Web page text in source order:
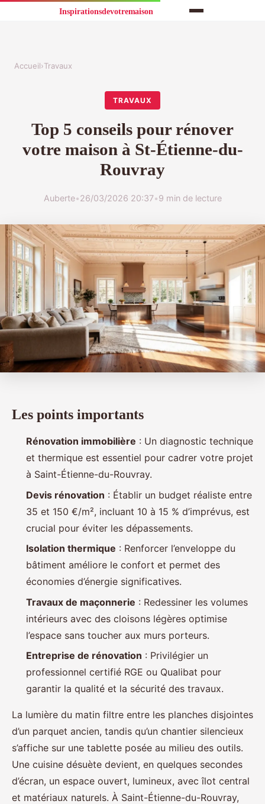
Accueil›Travaux
TRAVAUX
Top 5 conseils pour rénover
votre maison à St-Étienne-du-
Rouvray
Auberte•26/03/2026 20:37•9 min de lecture
Les points importants
Rénovation immobilière : Un diagnostic technique
et thermique est essentiel pour cadrer votre projet
à Saint-Étienne-du-Rouvray.
Devis rénovation : Établir un budget réaliste entre
35 et 150 €/m², incluant 10 à 15 % d’imprévus, est
crucial pour éviter les dépassements.
Isolation thermique : Renforcer l’enveloppe du
bâtiment améliore le confort et permet des
économies d’énergie significatives.
Travaux de maçonnerie : Redessiner les volumes
intérieurs avec des cloisons légères optimise
l’espace sans toucher aux murs porteurs.
Entreprise de rénovation : Privilégier un
professionnel certifié RGE ou Qualibat pour
garantir la qualité et la sécurité des travaux.
La lumière du matin filtre entre les planches disjointes
d’un parquet ancien, tandis qu’un chantier silencieux
s’affiche sur une tablette posée au milieu des outils.
Une cuisine désuète devient, en quelques secondes
d’écran, un espace ouvert, lumineux, avec îlot central
et matériaux naturels. À Saint-Étienne-du-Rouvray,